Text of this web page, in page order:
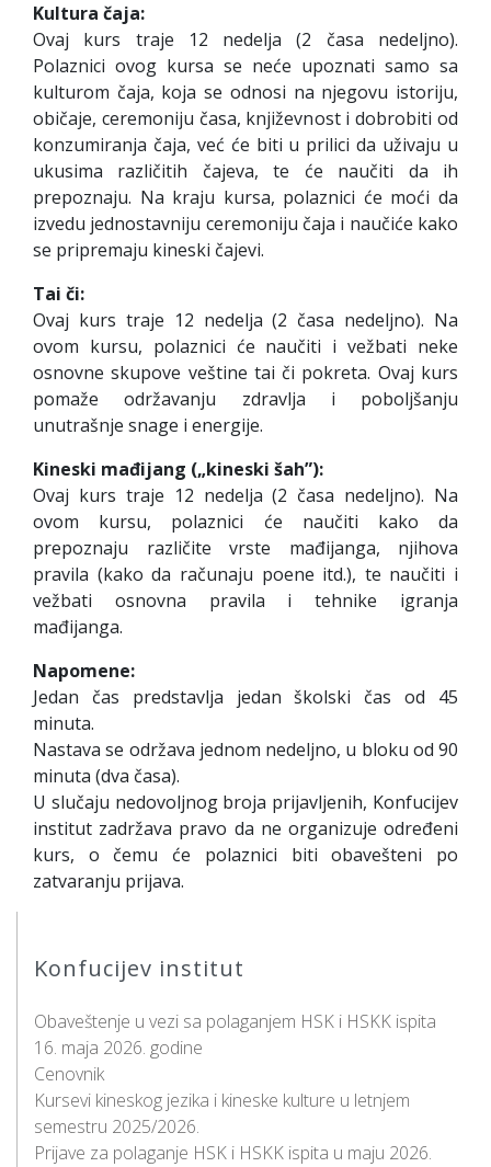
Konfucijev institut
Obaveštenje u vezi sa polaganjem HSK i HSKK ispita
16. maja 2026. godine
Cenovnik
Kursevi kineskog jezika i kineske kulture u letnjem
semestru 2025/2026.
Prijave za polaganje HSK i HSKK ispita u maju 2026.
Kultura čaja:
Ovaj kurs traje 12 nedelja (2 časa nedeljno).
Polaznici ovog kursa se neće upoznati samo sa
kulturom čaja, koja se odnosi na njegovu istoriju,
običaje, ceremoniju časa, književnost i dobrobiti od
konzumiranja čaja, već će biti u prilici da uživaju u
ukusima različitih čajeva, te će naučiti da ih
prepoznaju. Na kraju kursa, polaznici će moći da
izvedu jednostavniju ceremoniju čaja i naučiće kako
se pripremaju kineski čajevi.
Tai či:
Ovaj kurs traje 12 nedelja (2 časa nedeljno). Na
ovom kursu, polaznici će naučiti i vežbati neke
osnovne skupove veštine tai či pokreta. Ovaj kurs
pomaže održavanju zdravlja i poboljšanju
unutrašnje snage i energije.
Kineski mađijang („kineski šah”):
Ovaj kurs traje 12 nedelja (2 časa nedeljno). Na
ovom kursu, polaznici će naučiti kako da
prepoznaju različite vrste mađijanga, njihova
pravila (kako da računaju poene itd.), te naučiti i
vežbati osnovna pravila i tehnike igranja
mađijanga.
Napomene:
Jedan čas predstavlja jedan školski čas od 45
minuta.
Nastava se održava jednom nedeljno, u bloku od 90
minuta (dva časa).
U slučaju nedovoljnog broja prijavljenih, Konfucijev
institut zadržava pravo da ne organizuje određeni
kurs, o čemu će polaznici biti obavešteni po
zatvaranju prijava.